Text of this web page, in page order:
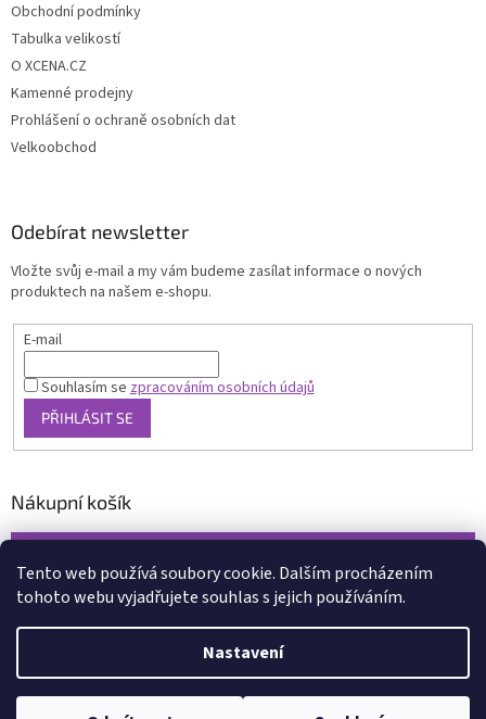
Tento web používá soubory cookie. Dalším procházením
tohoto webu vyjadřujete souhlas s jejich používáním.
Nastavení
Obchodní podmínky
Tabulka velikostí
O XCENA.CZ
Kamenné prodejny
Prohlášení o ochraně osobních dat
Velkoobchod
Odebírat newsletter
Vložte svůj e-mail a my vám budeme zasílat informace o nových
produktech na našem e-shopu.
E-mail
Souhlasím sezpracováním osobních údajů
PŘIHLÁSIT SE
Nákupní košík
Vytvořil Shoptet
Copyright 2026www.xcena.cz. Všechna práva vyhrazena.Upravit